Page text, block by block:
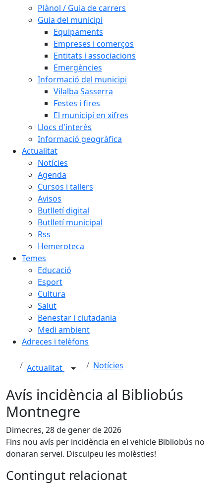
Plànol / Guia de carrers
Guia del municipi
Equipaments
Empreses i comerços
Entitats i associacions
Emergències
Informació del municipi
Vilalba Sasserra
Festes i fires
El municipi en xifres
Llocs d'interès
Informació geogràfica
Actualitat
Notícies
Agenda
Cursos i tallers
Avisos
Butlletí digital
Butlletí municipal
Rss
Hemeroteca
Temes
Educació
Esport
Cultura
Salut
Benestar i ciutadania
Medi ambient
Adreces i telèfons
Actualitat Notícies
Avís incidència al Bibliobús
Montnegre
Dimecres, 28 de gener de 2026
Fins nou avís per incidència en el vehicle Bibliobús no
donaran servei. Disculpeu les molèsties!
Contingut relacionat